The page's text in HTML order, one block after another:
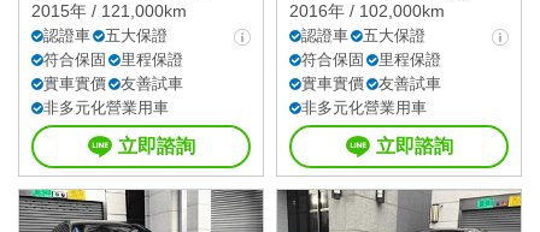
2015年 / 121,000km
認證車
五大保證
符合保固
里程保證
實車實價
友善試車
非多元化營業用車
立即諮詢
2016年 / 102,000km
認證車
五大保證
符合保固
里程保證
實車實價
友善試車
非多元化營業用車
立即諮詢